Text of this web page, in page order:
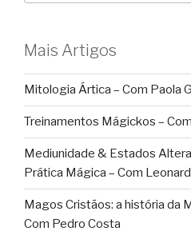
Mais Artigos
Mitologia Ártica – Com Paola
Treinamentos Mágickos –
Mediunidade & Estados
Prática Mágica – Com
Magos Cristãos: a história da
Com Pedro Costa